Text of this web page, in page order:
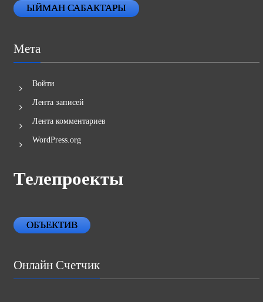
ЫЙМАН САБАКТАРЫ
Мета
Войти
Лента записей
Лента комментариев
WordPress.org
Телепроекты
ОБЪЕКТИВ
Онлайн Счетчик